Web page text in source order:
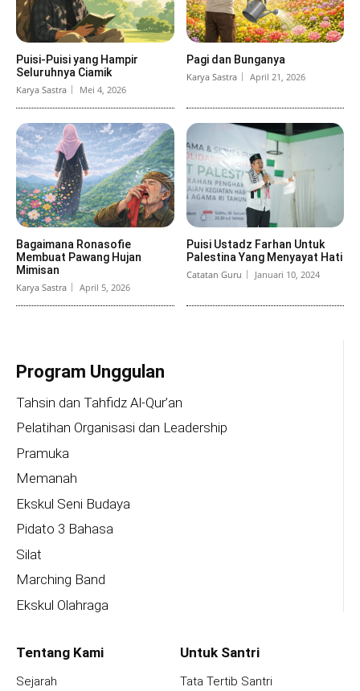
Puisi-Puisi yang Hampir
Seluruhnya Ciamik
Karya Sastra Mei 4, 2026
Pagi dan Bunganya
Karya Sastra April 21, 2026
Bagaimana Ronasofie
Membuat Pawang Hujan
Mimisan
Karya Sastra April 5, 2026
Puisi Ustadz Farhan Untuk
Palestina Yang Menyayat Hati
Catatan Guru Januari 10, 2024
Program Unggulan
Tahsin dan Tahfidz Al-Qur’an
Pelatihan Organisasi dan Leadership
Pramuka
Memanah
Ekskul Seni Budaya
Pidato 3 Bahasa
Silat
Marching Band
Ekskul Olahraga
Tentang Kami
Sejarah
Untuk Santri
Tata Tertib Santri